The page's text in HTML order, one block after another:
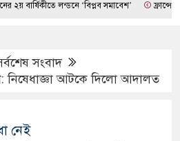
লন্ডনে ‘বিপ্লব সমাবেশ’ ফ্রান্সে
সংবাদ
নিষেধাজ্ঞা আটকে দিলো আদালত
নেই